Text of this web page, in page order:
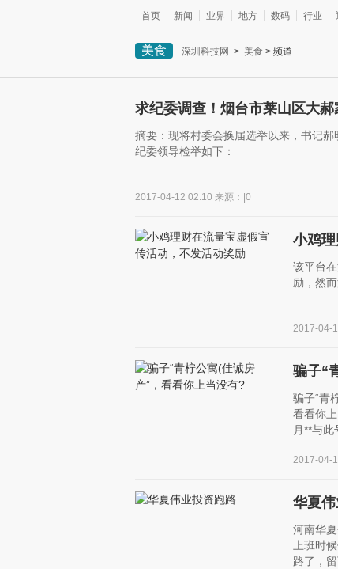
首页 新闻 业界 地方 数码 行业
美食 深圳科技网 > 美食 > 频道
求纪委调查！烟台市莱山区大
摘要：现将村委会换届选举以来，书记
纪委领导检举如下：
2017-04-12 02:10 来源：|0
小鸡
该平台
励，然
2017-04-
骗子“
骗子“青
看看你
月**与此
2017-04-
华夏
河南华
上班时
路了，